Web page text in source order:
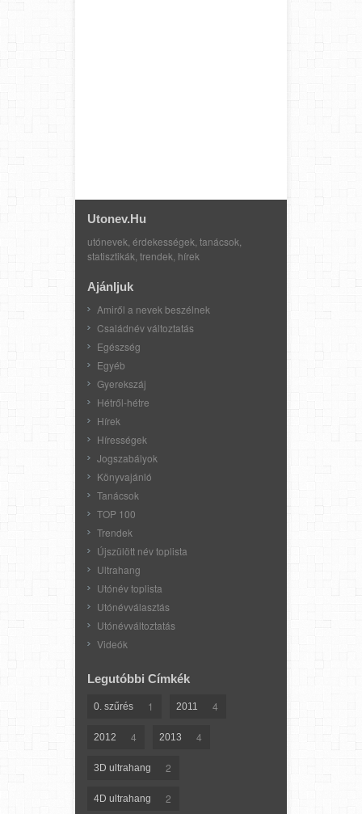
Utonev.hu
utónevek, érdekességek, tanácsok,
statisztikák, trendek, hírek
Ajánljuk
Amiről a nevek beszélnek
Családnév változtatás
Egészség
Egyéb
Gyerekszáj
Hétről-hétre
Hírek
Hírességek
Jogszabályok
Könyvajánló
Tanácsok
TOP 100
Trendek
Újszülött név toplista
Ultrahang
Utónév toplista
Utónévválasztás
Utónévváltoztatás
Videók
Legutóbbi Címkék
0. szűrés 1 2011 4
2012 4 2013 4
3D ultrahang 2
4D ultrahang 2